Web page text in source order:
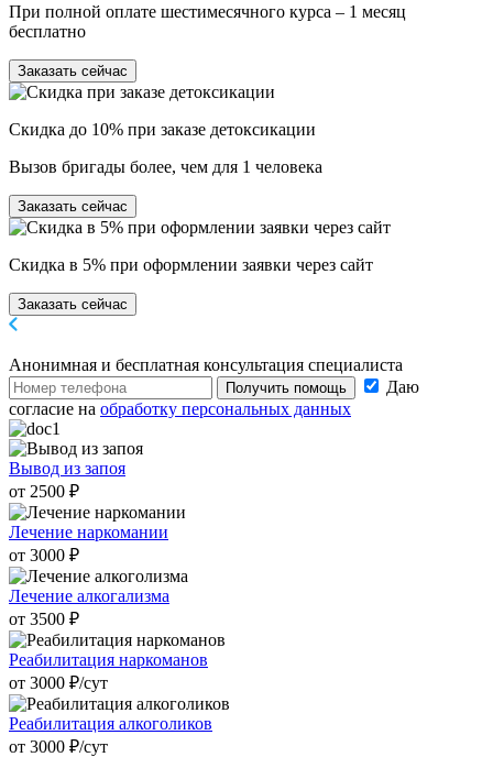
При полной оплате шестимесячного курса – 1 месяц
бесплатно
Заказать сейчас
Скидка до 10% при заказе детоксикации
Вызов бригады более, чем для 1 человека
Заказать сейчас
Скидка в 5% при оформлении заявки через сайт
Заказать сейчас
Анонимная и бесплатная консультация специалиста
Получить помощь
Даю
согласие на обработку персональных данных
Вывод из запоя
от 2500 ₽
Лечение наркомании
от 3000 ₽
Лечение алкогализма
от 3500 ₽
Реабилитация наркоманов
от 3000 ₽/cут
Реабилитация алкоголиков
от 3000 ₽/cут